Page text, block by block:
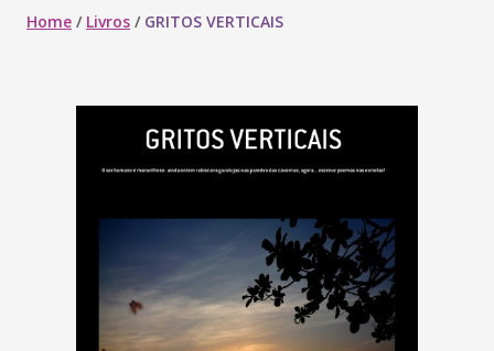
Home / Livros / GRITOS VERTICAIS